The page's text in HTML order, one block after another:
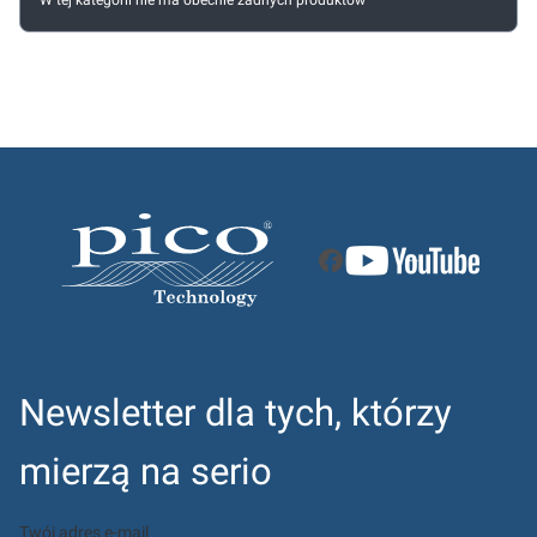
Newsletter dla tych, którzy
mierzą na serio
Twój adres e-mail